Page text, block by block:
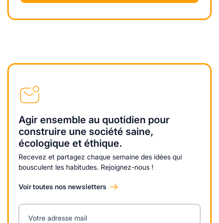
Agir ensemble au quotidien pour
construire une société saine,
écologique et éthique.
Recevez et partagez chaque semaine des idées qui
bousculent les habitudes. Rejoignez-nous !
Voir toutes nos newsletters
Votre adresse mail